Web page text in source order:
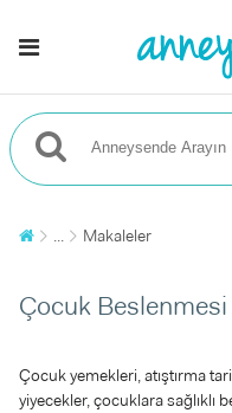
... Makaleler
Çocuk
Çocuk yemekleri, atıştırma
yiyecekler, çocuklara sağlıklı